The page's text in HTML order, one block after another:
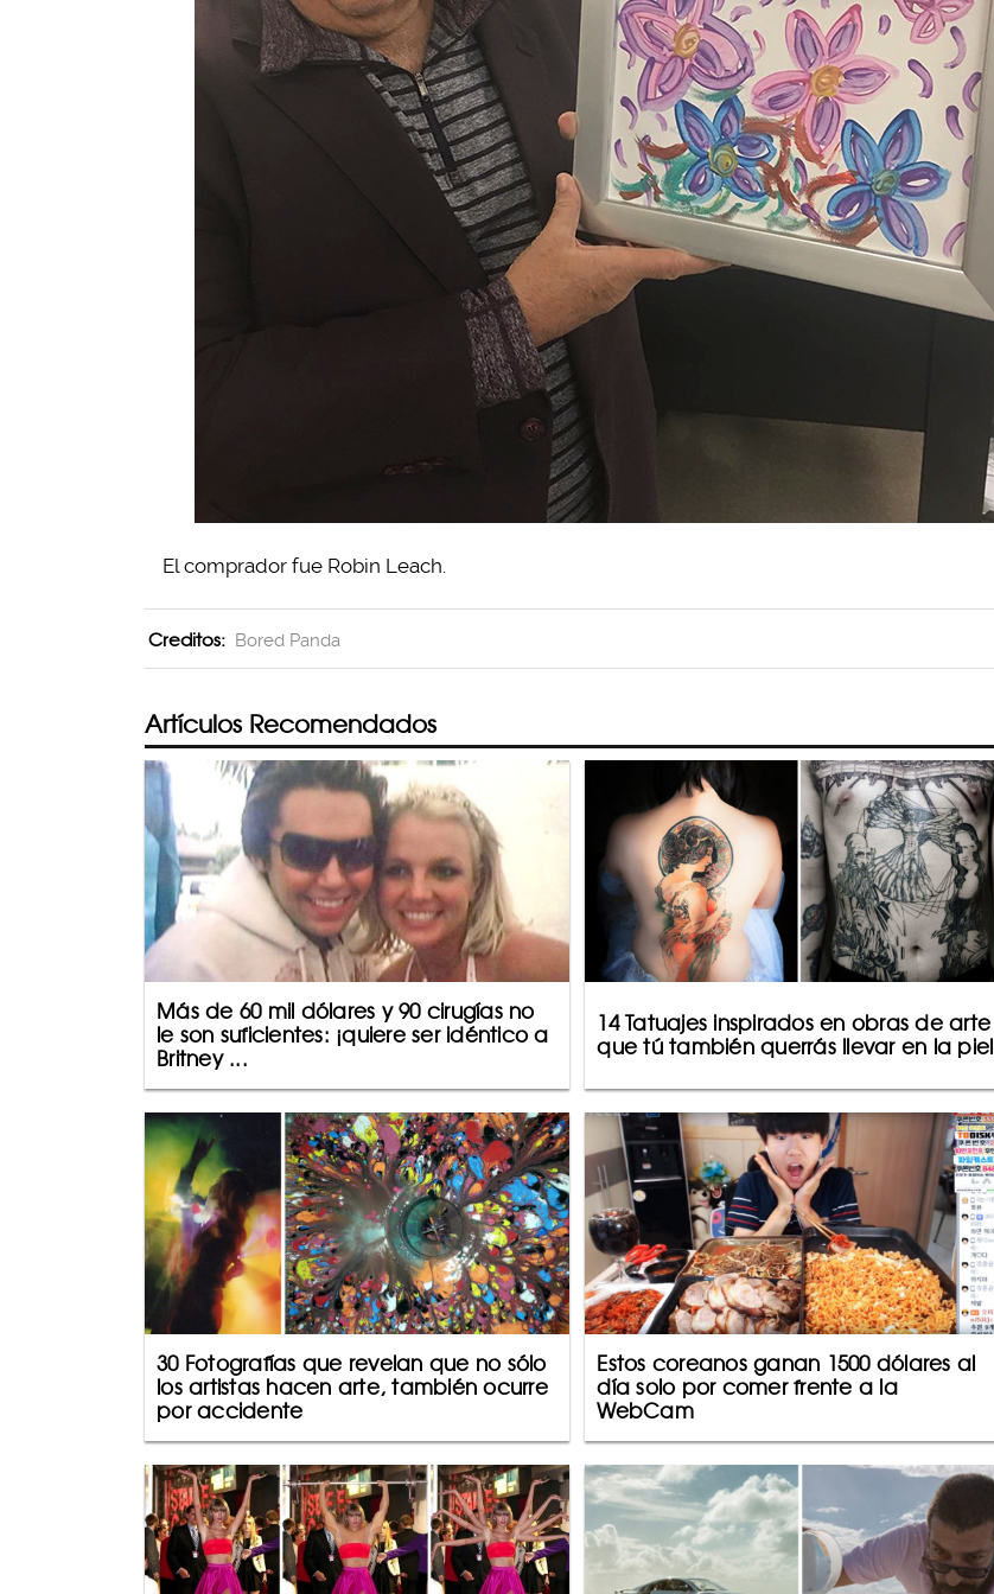
El comprador fue Robin Leach.
Creditos: Bored Panda
Artículos Recomendados
Más de 60 mil dólares y 90 cirugías no
le son suficientes: ¡quiere ser idéntico a
Britney ...
14 Tatuajes inspirados en obras de arte
que tú también querrás llevar en la piel
30 Fotografías que revelan que no sólo
los artistas hacen arte, también ocurre
por accidente
Estos coreanos ganan 1500 dólares al
día solo por comer frente a la
WebCam